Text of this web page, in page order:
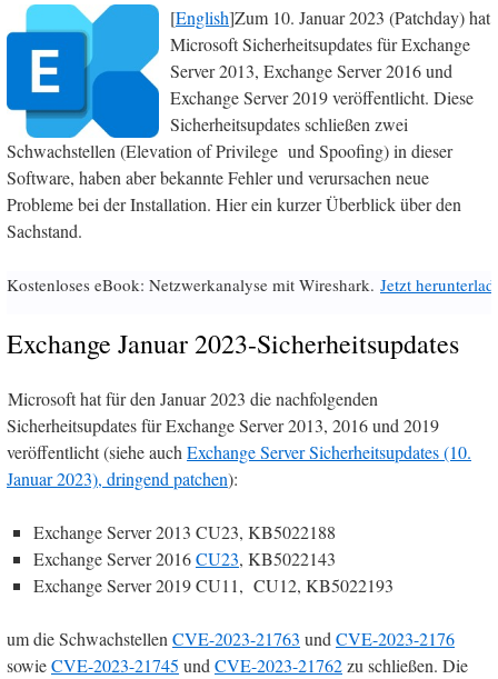
[English]Zum 10. Januar 2023 (Patchday) hat
Microsoft Sicherheitsupdates für Exchange
Server 2013, Exchange Server 2016 und
Exchange Server 2019 veröffentlicht. Diese
Sicherheitsupdates schließen zwei
Schwachstellen (Elevation of Privilege und Spoofing) in dieser
Software, haben aber bekannte Fehler und verursachen neue
Probleme bei der Installation. Hier ein kurzer Überblick über den
Sachstand.
Kostenloses eBook: Netzwerkanalyse mit Wireshark. Jetzt
Exchange Januar 2023-Sicherheitsupdates
Microsoft hat für den Januar 2023 die nachfolgenden
Sicherheitsupdates für Exchange Server 2013, 2016 und 2019
veröffentlicht (siehe auchExchange Server Sicherheitsupdates (10.
Januar 2023), dringend patchen):
Exchange Server 2013 CU23, KB5022188
Exchange Server 2016CU23, KB5022143
Exchange Server 2019 CU11, CU12, KB5022193
um die SchwachstellenCVE-2023-21763 undCVE-2023-2176
sowieCVE-2023-21745 undCVE-2023-21762zu schließen. Die